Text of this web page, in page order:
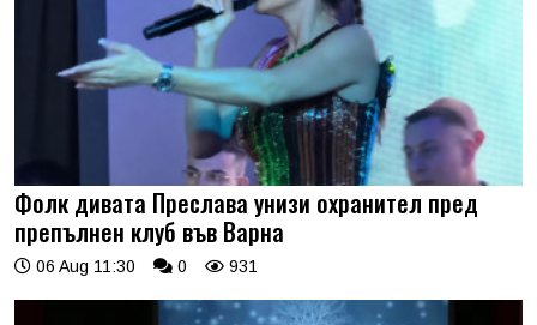
Фолк дивата Преслава унизи охранител пред
препълнен клуб във Варна
06 Aug 11:30 0 931